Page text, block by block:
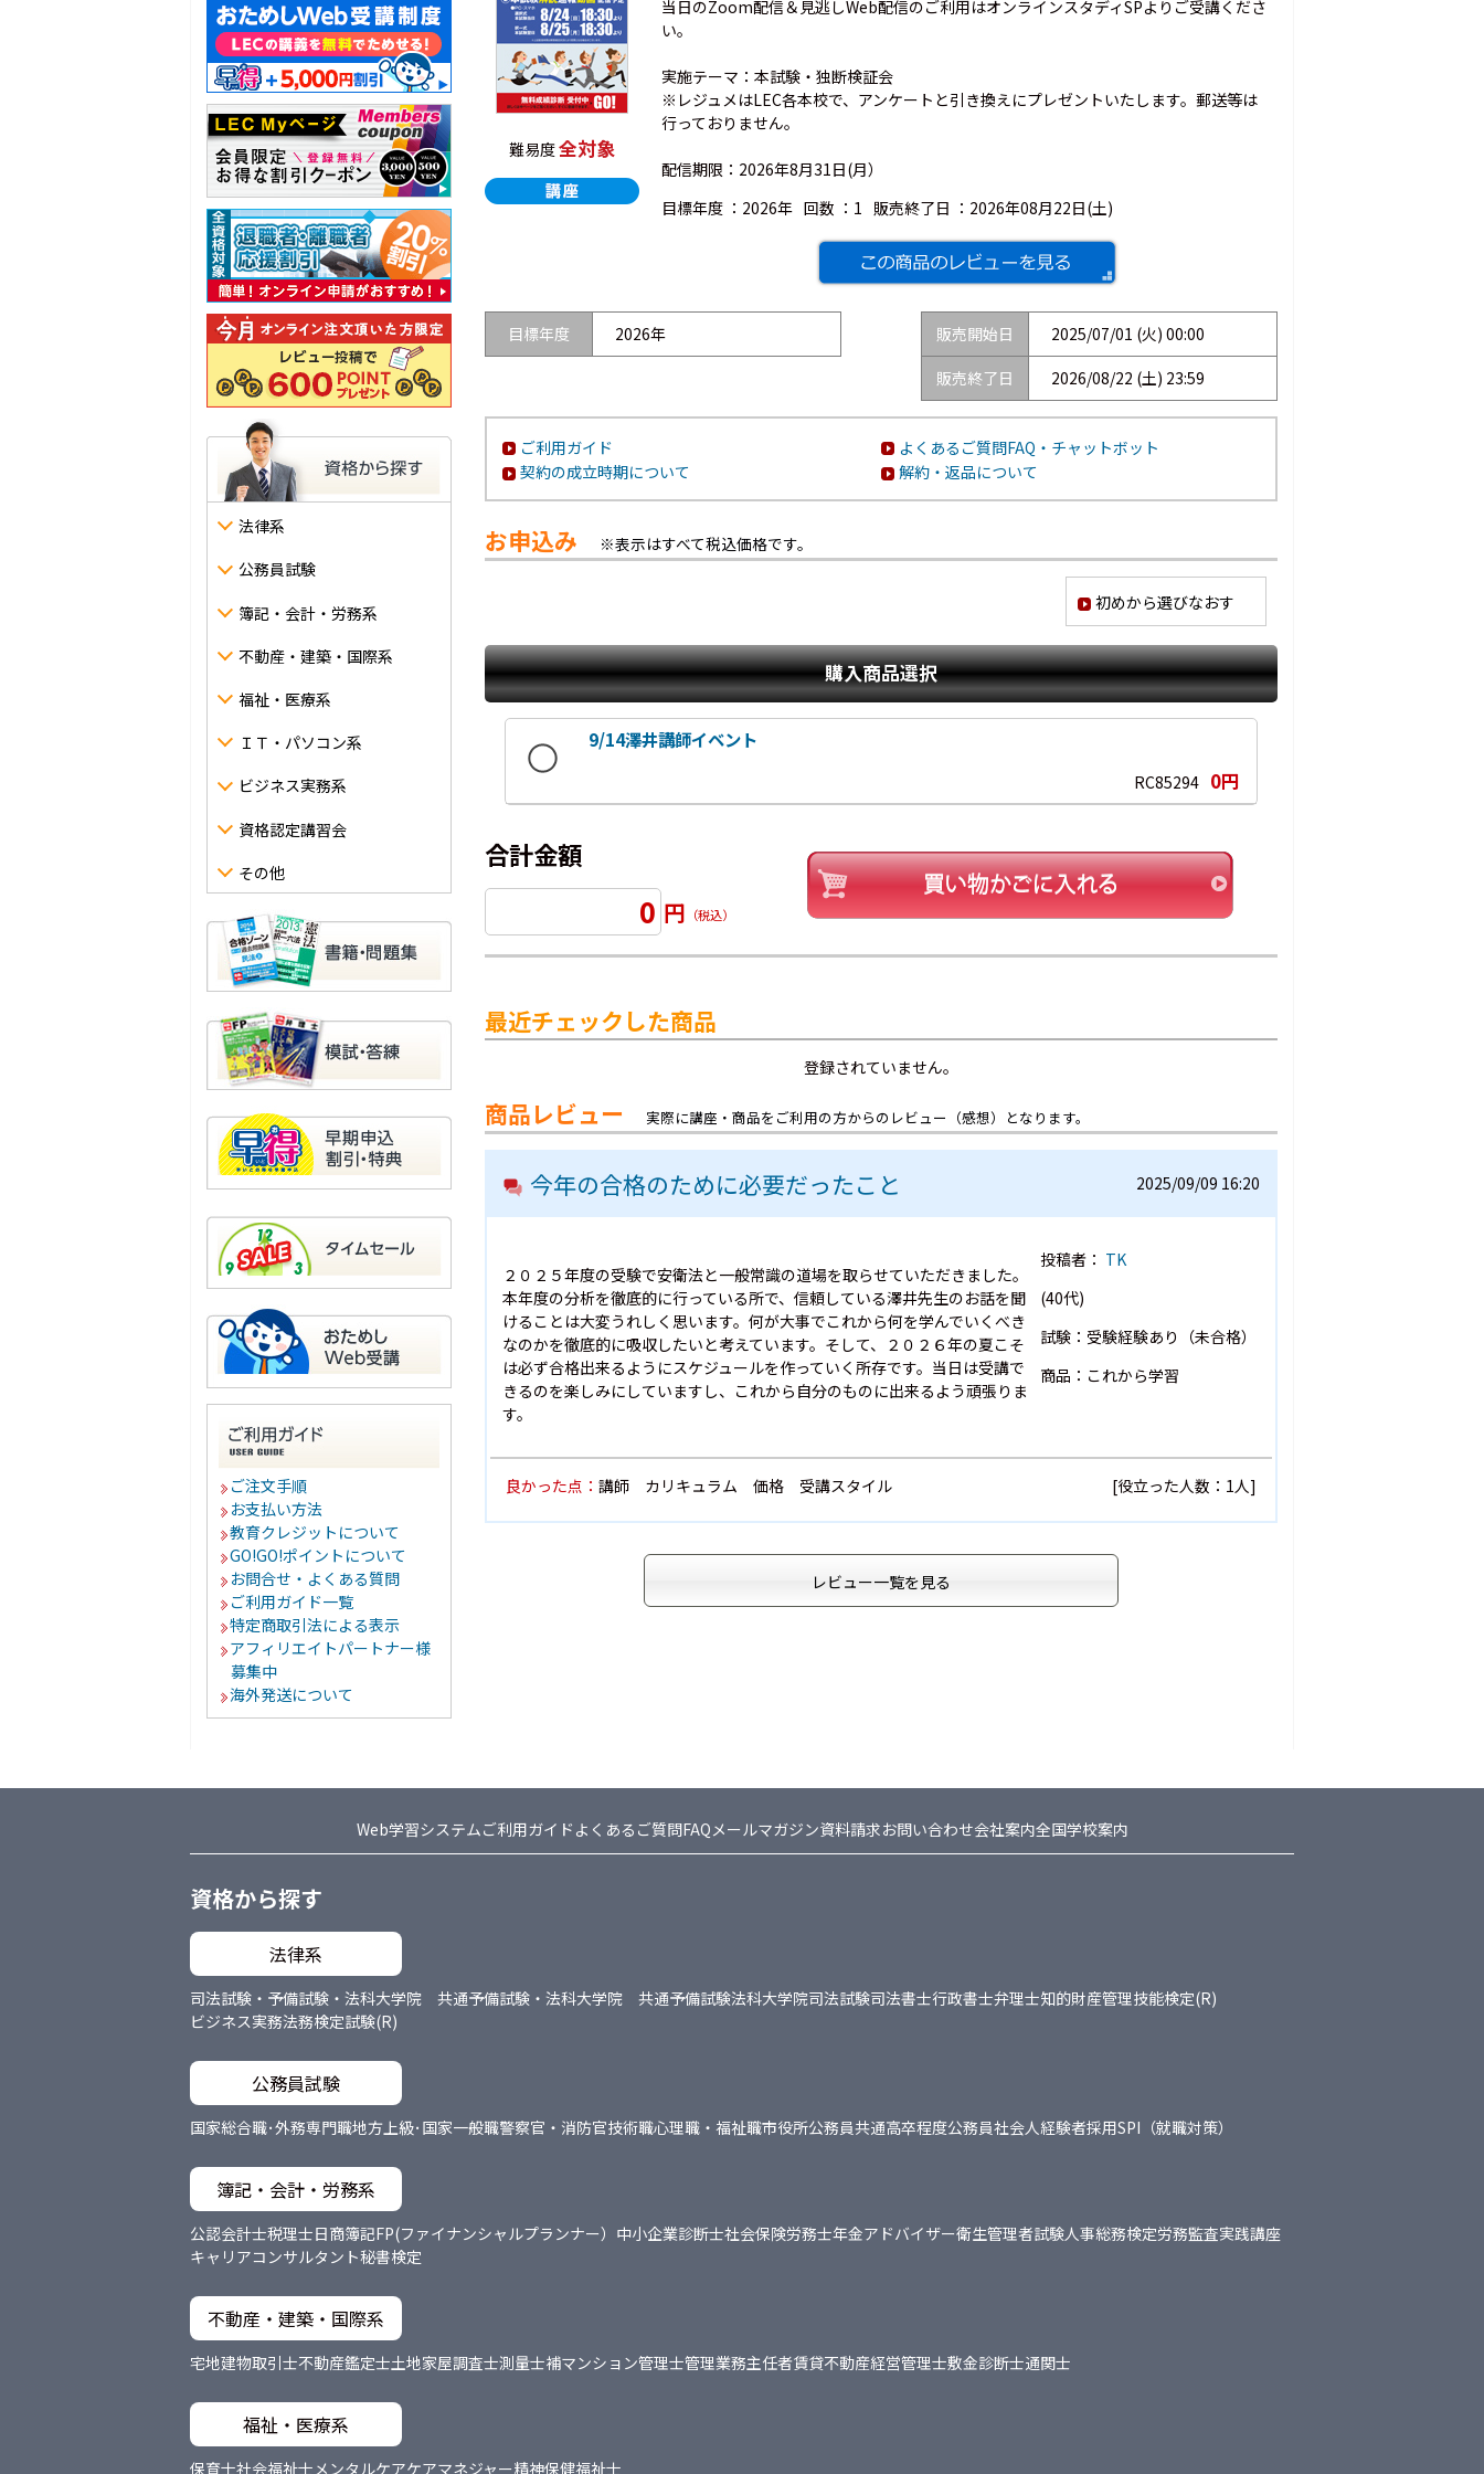
法律系
公務員試験
簿記・会計・労務系
不動産・建築・国際系
福祉・医療系
ＩＴ・パソコン系
ビジネス実務系
資格認定講習会
その他
ご注文手順
お支払い方法
教育クレジットについて
GO!GO!ポイントについて
お問合せ・よくある質問
ご利用ガイド一覧
特定商取引法による表示
アフィリエイトパートナー様
募集中
海外発送について
難易度全対象
当日のZoom配信＆見逃しWeb配信のご利用はオンラインスタディSPよりご受講くださ
い。
実施テーマ：本試験・独断検証会
※レジュメはLEC各本校で、アンケートと引き換えにプレゼントいたします。郵送等は
行っておりません。
配信期限：2026年8月31日(月）
目標年度 ： 2026年 回数 ： 1 販売終了日 ： 2026年08月22日(土)
目標年度 2026年 販売開始日
2025/07/01 (火) 00:00
販売終了日
2026/08/22 (土) 23:59
ご利用ガイド
よくあるご質問FAQ・チャットボット
契約の成立時期について
解約・返品について
お申込み ※表示はすべて税込価格です。
初めから選びなおす
購入商品選択
9/14澤井講師イベント
RC85294 0円
合計金額
0 円 （税込）
最近チェックした商品
登録されていません。
商品レビュー 実際に講座・商品をご利用の方からのレビュー（感想）となります。
今年の合格のために必要だったこと 2025/09/09 16:20
２０２５年度の受験で安衛法と一般常識の道場を取らせていただきました。
本年度の分析を徹底的に行っている所で、信頼している澤井先生のお話を聞
けることは大変うれしく思います。何が大事でこれから何を学んでいくべき
なのかを徹底的に吸収したいと考えています。そして、２０２６年の夏こそ
は必ず合格出来るようにスケジュールを作っていく所存です。当日は受講で
きるのを楽しみにしていますし、これから自分のものに出来るよう頑張りま
す。
投稿者： TK
(40代)
試験：受験経験あり（未合格）
商品：これから学習
良かった点： 講師 カリキュラム 価格 受講スタイル [役立った人数：1人]
レビュー一覧を見る
Web学習システムご利用ガイド よくあるご質問FAQメールマガジン資料請求お問い合わせ会社案内全国学校案内
資格から探す
法律系
司法試験・予備試験・法科大学院 共通予備試験・法科大学院 共通予備試験法科大学院司法試験司法書士行政書士弁理士知的財産管理技能検定(R)
ビジネス実務法務検定試験(R)
公務員試験
国家総合職･外務専門職地方上級･国家一般職警察官・消防官技術職心理職・福祉職市役所公務員共通高卒程度公務員社会人経験者採用SPI（就職対策）
簿記・会計・労務系
公認会計士税理士日商簿記FP(ファイナンシャルプランナー） 中小企業診断士社会保険労務士年金アドバイザー衛生管理者試験人事総務検定労務監査実践講座
キャリアコンサルタント秘書検定
不動産・建築・国際系
宅地建物取引士不動産鑑定士土地家屋調査士測量士補マンション管理士管理業務主任者賃貸不動産経営管理士敷金診断士通関士
福祉・医療系
保育士社会福祉士メンタルケアケアマネジャー精神保健福祉士